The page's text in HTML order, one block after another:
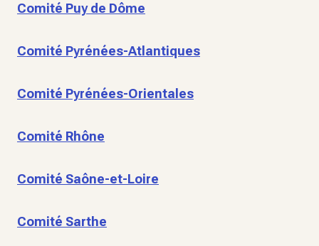
Comité Puy de Dôme
Comité Pyrénées-Atlantiques
Comité Pyrénées-Orientales
Comité Rhône
Comité Saône-et-Loire
Comité Sarthe